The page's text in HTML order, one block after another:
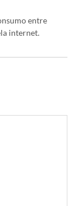
entre
internet.